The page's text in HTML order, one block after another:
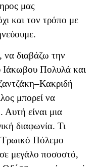
μας
και τον τρόπο με
να διαβάζω την
Πολυλά και
μπορεί να
Αυτή είναι μια
διαφωνία. Τι
Πόλεμο
μεγάλο ποσοστό,